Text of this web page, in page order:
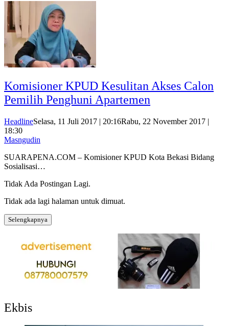
Komisioner KPUD Kesulitan Akses Calon
Pemilih Penghuni Apartemen
HeadlineSelasa, 11 Juli 2017 | 20:16Rabu, 22 November 2017 |
18:30
Masngudin
SUARAPENA.COM – Komisioner KPUD Kota Bekasi Bidang
Sosialisasi…
Tidak Ada Postingan Lagi.
Tidak ada lagi halaman untuk dimuat.
Selengkapnya
Ekbis